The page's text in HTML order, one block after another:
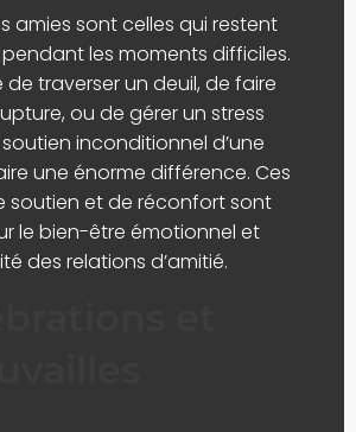
amies sont celles qui restent
les moments difficiles.
de traverser un deuil, de faire
ou de gérer un stress
inconditionnel d’une
une énorme différence. Ces
soutien et de réconfort sont
le bien-être émotionnel et
des relations d’amitié.